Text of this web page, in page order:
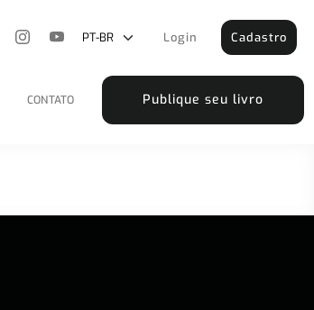
CONTATO Publique seu livro
Login Cadastro